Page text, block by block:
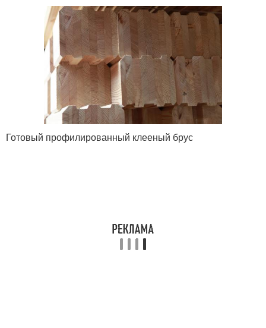
Готовый профилированный клееный брус